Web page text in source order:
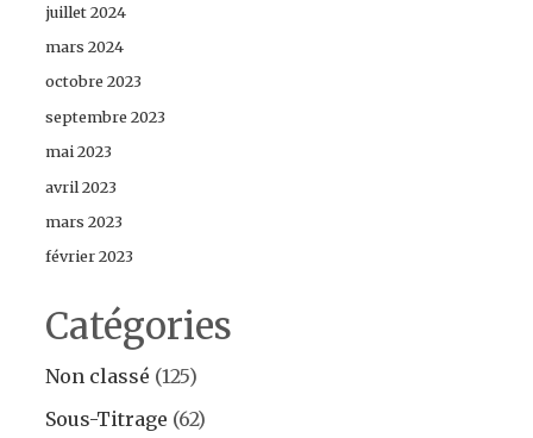
juillet 2024
mars 2024
octobre 2023
septembre 2023
mai 2023
avril 2023
mars 2023
février 2023
Catégories
Non classé (125)
Sous-Titrage (62)